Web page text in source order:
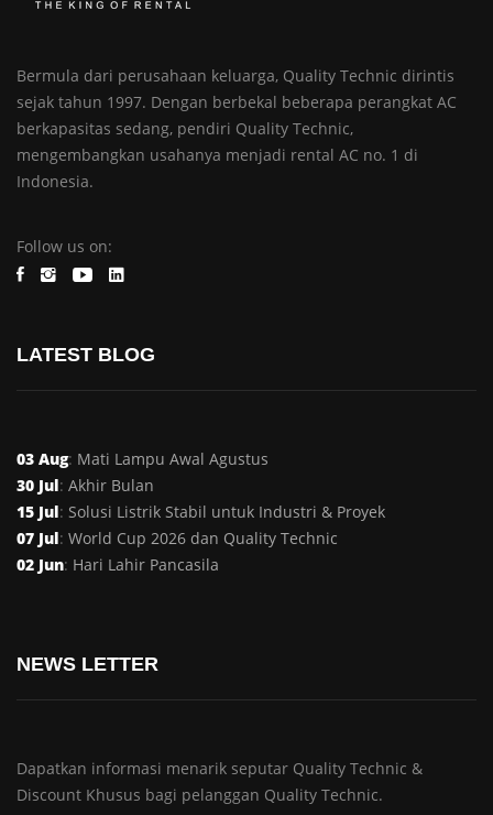
Bermula dari perusahaan keluarga, Quality Technic dirintis
sejak tahun 1997. Dengan berbekal beberapa perangkat AC
berkapasitas sedang, pendiri Quality Technic,
mengembangkan usahanya menjadi rental AC no. 1 di
Indonesia.
Follow us on:
LATEST BLOG
03 Aug: Mati Lampu Awal Agustus
30 Jul: Akhir Bulan
15 Jul: Solusi Listrik Stabil untuk Industri & Proyek
07 Jul: World Cup 2026 dan Quality Technic
02 Jun: Hari Lahir Pancasila
NEWS LETTER
Dapatkan informasi menarik seputar Quality Technic &
Discount Khusus bagi pelanggan Quality Technic.